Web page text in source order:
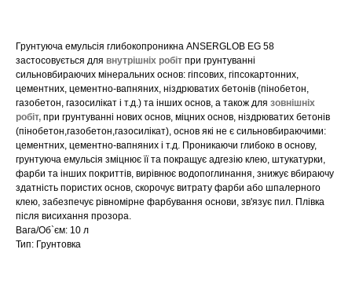
Грунтуюча емульсія глибокопроникна ANSERGLOB EG 58
застосовується для внутрішніх робіт при грунтуванні
сильновбираючих мінеральних основ: гіпсових, гіпсокартонних,
цементних, цементно-вапняних, ніздрюватих бетонів (пінобетон,
газобетон, газосилікат і т.д.) та інших основ, а також для зовнішніх
робіт, при грунтуванні нових основ, міцних основ, ніздрюватих бетонів
(пінобетон,газобетон,газосилікат), основ які не є сильновбираючими:
цементних, цементно-вапняних і т.д. Проникаючи глибоко в основу,
грунтуюча емульсія зміцнює її та покращує адгезію клею, штукатурки,
фарби та інших покриттів, вирівнює водопоглинання, знижує вбираючу
здатність пористих основ, скорочує витрату фарби або шпалерного
клею, забезпечує рівномірне фарбування основи, зв'язує пил. Плівка
після висихання прозора.
Вага/Об`єм: 10 л
Тип: Грунтовка